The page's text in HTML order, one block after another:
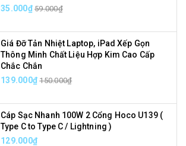
35.000₫ 59.000₫
Giá Đỡ Tản Nhiệt Laptop, iPad Xếp Gọn
Thông Minh Chất Liệu Hợp Kim Cao Cấp
Chắc Chắn
139.000₫ 150.000₫
Cáp Sạc Nhanh 100W 2 Cổng Hoco U139 (
Type C to Type C / Lightning )
129.000₫